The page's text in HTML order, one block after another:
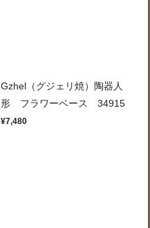
Gzhel（グジェリ焼）陶器人
形 フラワーベース 34915
¥7,480